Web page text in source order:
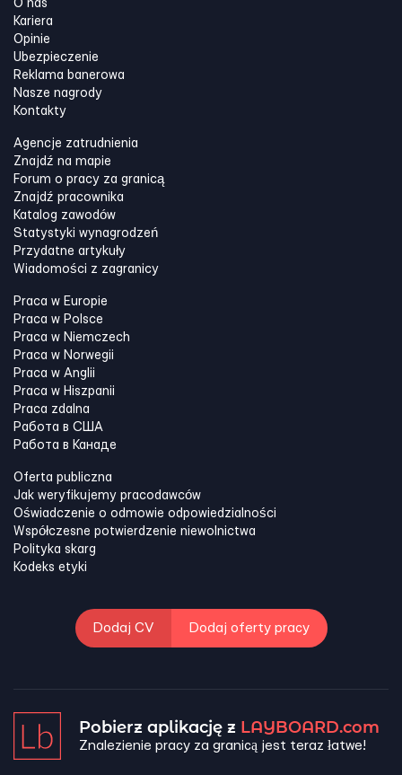
O nas
Kariera
Opinie
Ubezpieczenie
Reklama banerowa
Nasze nagrody
Kontakty
Agencje zatrudnienia
Znajdź na mapie
Forum o pracy za granicą
Znajdź pracownika
Katalog zawodów
Statystyki wynagrodzeń
Przydatne artykuły
Wiadomości z zagranicy
Praca w Europie
Praca w Polsce
Praca w Niemczech
Praca w Norwegii
Praca w Anglii
Praca w Hiszpanii
Praca zdalna
Работа в США
Работа в Канадe
Oferta publiczna
Jak weryfikujemy pracodawców
Oświadczenie o odmowie odpowiedzialności
Współczesne potwierdzenie niewolnictwa
Polityka skarg
Kodeks etyki
Dodaj CV Dodaj oferty pracy
Pobierz aplikację z LAYBOARD.com
Znalezienie pracy za granicą jest teraz łatwe!